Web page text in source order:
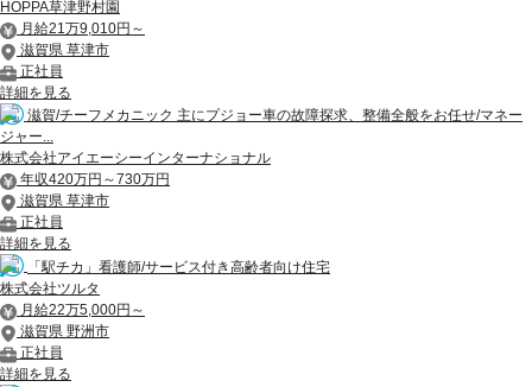
HOPPA草津野村園
月給21万9,010円～
滋賀県 草津市
正社員
詳細を見る
滋賀/チーフメカニック 主にプジョー車の故障探求、整備全般をお任せ/マネー
ジャー...
株式会社アイエーシーインターナショナル
年収420万円～730万円
滋賀県 草津市
正社員
詳細を見る
「駅チカ」看護師/サービス付き高齢者向け住宅
株式会社ツルタ
月給22万5,000円～
滋賀県 野洲市
正社員
詳細を見る